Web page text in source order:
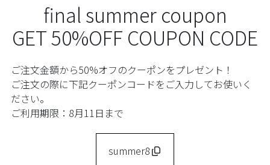
Store
ADDRESS
大阪市西区新町1丁目25-17-3F
四ツ橋駅、西大橋駅徒歩3分
Google Map
TEL
06-6710-9005
final summer coupon
GET 50%OFF COUPON CODE
ご注文金額から50%オフのクーポンをプレゼント！
ご注文の際に下記クーポンコードをご入力してお使いく
ださい。
ご利用期限：8月11日まで
summer8